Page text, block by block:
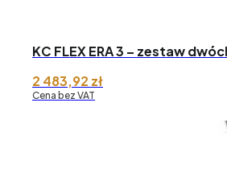
KC FLEX ERA 3 – zestaw
2 483,92 zł
Cena bez VAT